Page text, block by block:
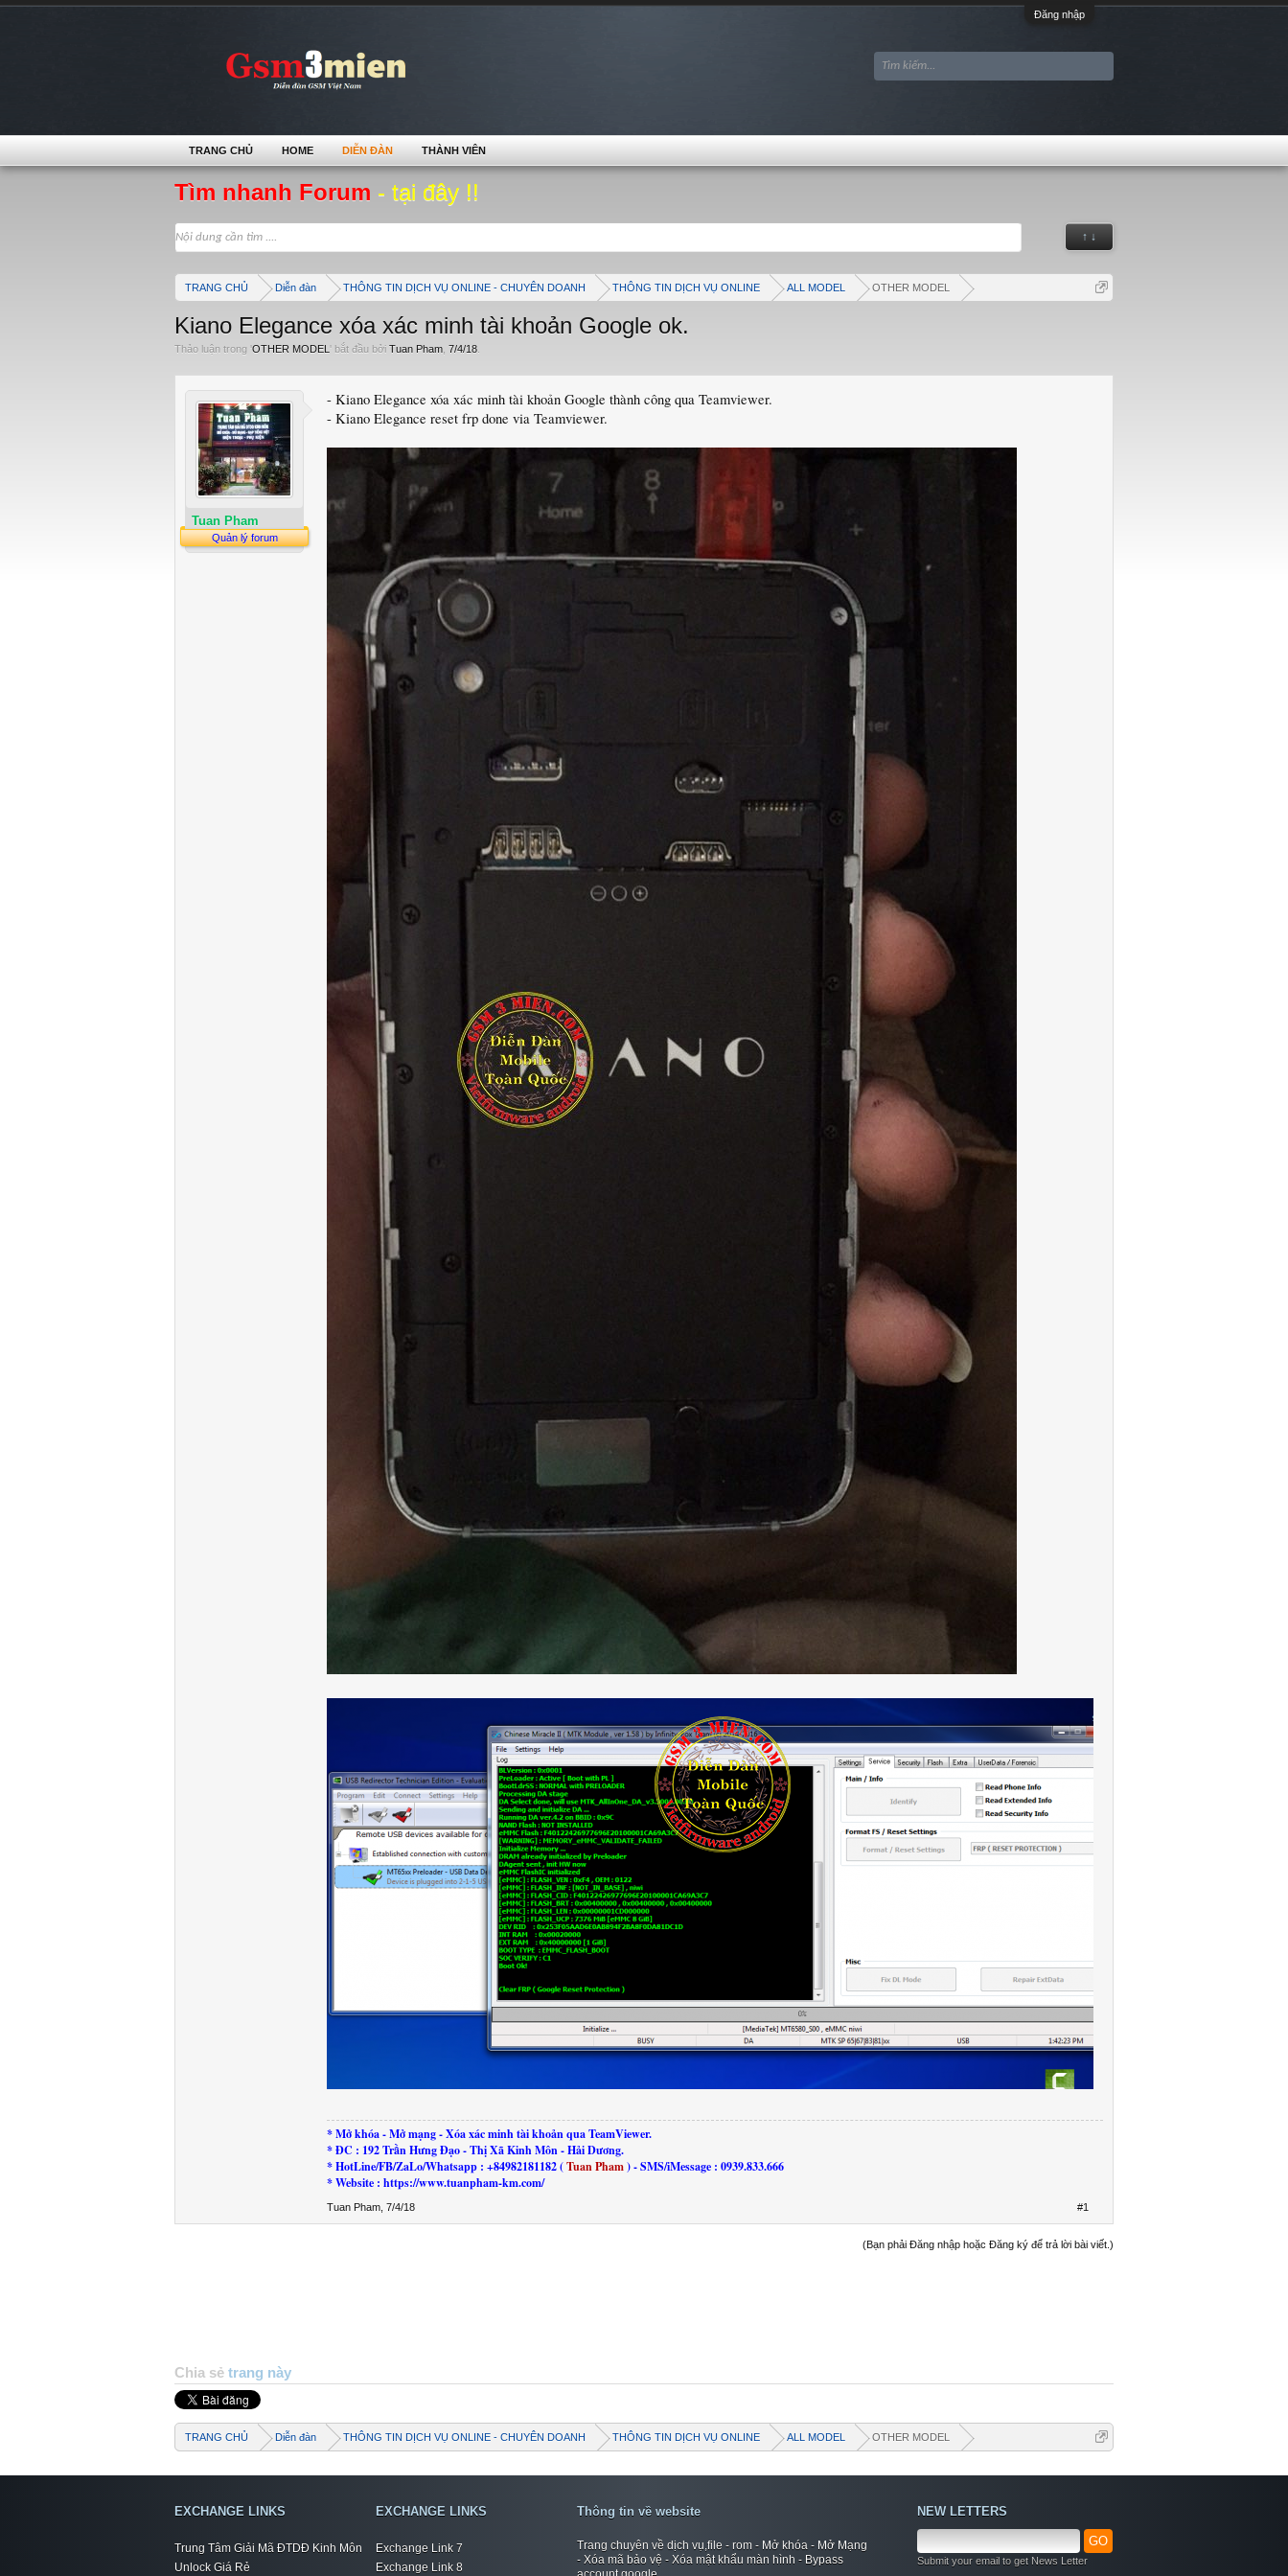
Đăng nhập
Tìm nhanh Forum - tại đây !!
↑ ↓
TRANG CHỦ Diễn đàn THÔNG TIN DỊCH VỤ ONLINE - CHUYÊN DOANH THÔNG TIN DỊCH VỤ ONLINE ALL MODEL OTHER MODEL
Kiano Elegance xóa xác minh tài khoản Google ok.
Thảo luận trong 'OTHER MODEL ' bắt đầu bởi Tuan Pham 7/4/18
Tuan Pham
Quản lý forum
- Kiano Elegance xóa xác minh tài khoản Google thành công qua Teamviewer.
- Kiano Elegance reset frp done via Teamviewer.
* Mở khóa - Mở mạng - Xóa xác minh tài khoản qua TeamViewer.
* ĐC : 192 Trần Hưng Đạo - Thị Xã Kinh Môn - Hải Dương.
* HotLine/FB/ZaLo/Whatsapp : +84982181182 (Tuan Pham) - SMS/iMessage : 0939.833.666
* Website : https://www.tuanpham-km.com/
Tuan Pham 7/4/18 #1
(Bạn phải Đăng nhập hoặc Đăng ký để trả lời bài viết.)
Chia sẻ trang này
TRANG CHỦ Diễn đàn THÔNG TIN DỊCH VỤ ONLINE - CHUYÊN DOANH THÔNG TIN DỊCH VỤ ONLINE ALL MODEL OTHER MODEL
TRANG CHỦ HOME DIỄN ĐÀN THÀNH VIÊN
EXCHANGE LINKS
Trung Tâm Giải Mã ĐTDĐ Kinh Môn
Unlock Giá Rẻ
EXCHANGE LINKS
Exchange Link 7
Exchange Link 8
Thông tin về website
Trang chuyên về dịch vụ,file - rom - Mở khóa - Mở Mạng
- Xóa mã bảo vệ - Xóa mật khẩu màn hình - Bypass
NEW LETTERS
GO
Submit your email to get News Letter